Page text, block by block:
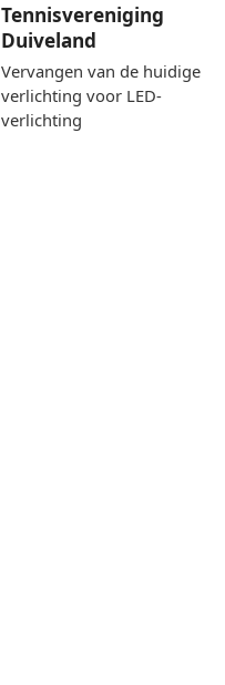
Tennisvereniging
Duiveland
Vervangen van de huidige
verlichting voor LED-
verlichting